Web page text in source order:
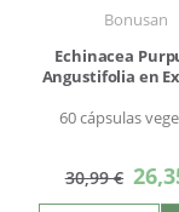
Bonusan
Echinacea
Angustifolia en
60 cápsulas
30,99 € Precio